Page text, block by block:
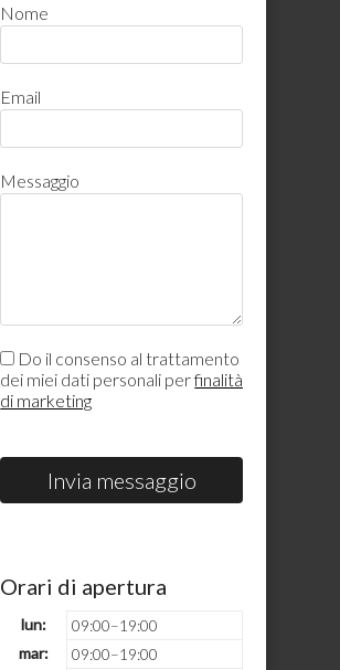
Nome
Email
Messaggio
Do il consenso al trattamento
dei miei dati personali perfinalità
di marketing
Invia messaggio
Orari di apertura
lun:
09:00–19:00
mar:
09:00–19:00